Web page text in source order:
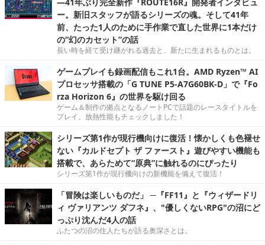
ー。新旧スタッフが語るシリーズの魂。そして41年
前、たった1人のために手作業で直した世界に1本だけ
の“幻のカセット”の話
長い時を経て受け継がれる過去と、新たに生まれるものとは。
ゲームプレイも録画配信もこれ1台。AMD Ryzen™ AI
プロセッサ搭載の「G TUNE P5-A7G60BK-D」で『Fo
rza Horizon 6』の世界を駆け回る
ゲーム＆制作の拠点となるノートPCで話題のレースタイトルを
プレイ。放熱性能もチェックしました！
シリーズ第1作が現行機向けに復活！懐かしくも色褪せ
ない『カルドセプト ザ ファースト』遊びやすい機能も
搭載で、あらためて“原典”に触れるのにぴったり
シリーズ第1作が現行機向けの新機能を備えて復活！
「冒険は楽しいものだ」 ─『FF11』と『ウィザードリ
ィ ヴァリアンツ ダフネ』、"優しくないRPG"の沼にど
っぷり沈んだ4人の話
ふたつの沼の住人たちが語る奥深さとは。